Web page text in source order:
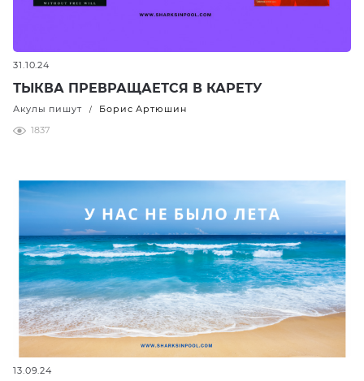
31.10.24
ТЫКВА ПРЕВРАЩАЕТСЯ В КАРЕТУ
Акулы пишут /
Борис Артюшин
1837
13.09.24